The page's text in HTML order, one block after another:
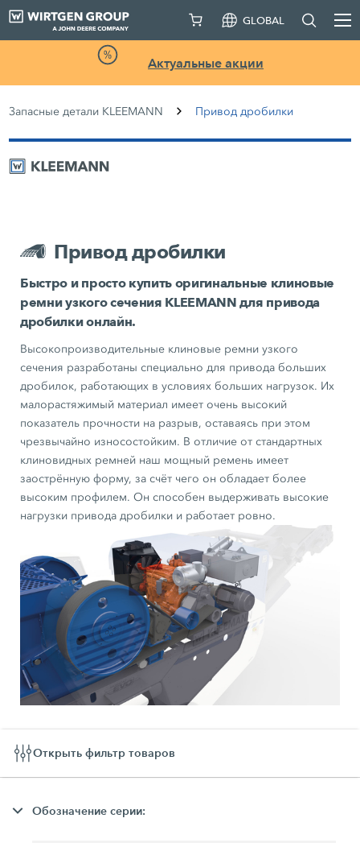
GLOBAL
Актуальные акции
Запасные детали KLEEMANN Привод дробилки
Привод дробилки
Быстро и просто купить оригинальные клиновые
ремни узкого сечения KLEEMANN для привода
дробилки онлайн.
Высокопроизводительные клиновые ремни узкого
сечения разработаны специально для привода больших
дробилок, работающих в условиях больших нагрузок. Их
малорастяжимый материал имеет очень высокий
показатель прочности на разрыв, оставаясь при этом
чрезвычайно износостойким. В отличие от стандартных
клиновидных ремней наш мощный ремень имеет
заострённую форму, за счёт чего он обладает более
высоким профилем. Он способен выдерживать высокие
нагрузки привода дробилки и работает ровно.
Открыть фильтр товаров
Обозначение серии: